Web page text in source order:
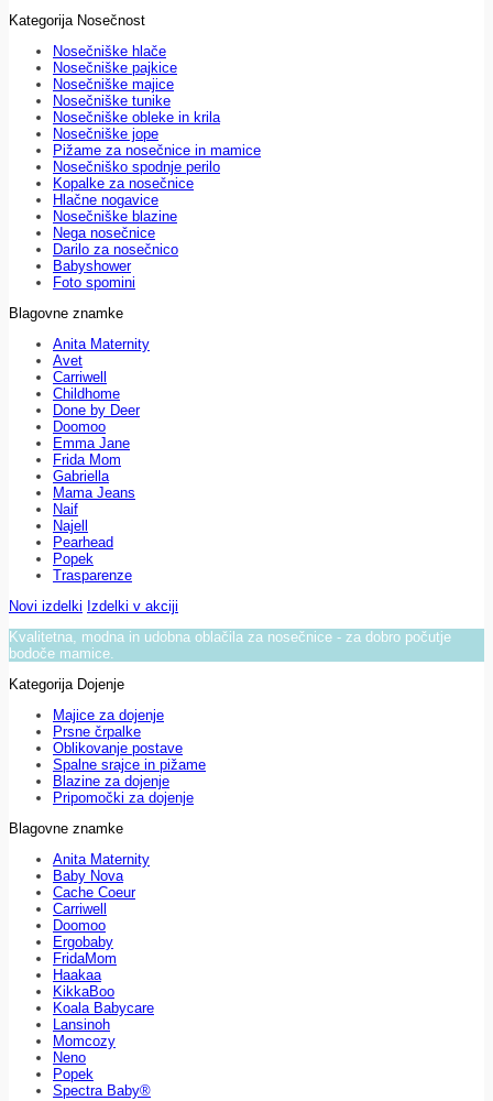
Kategorija Nosečnost
Nosečniške hlače
Nosečniške pajkice
Nosečniške majice
Nosečniške tunike
Nosečniške obleke in krila
Nosečniške jope
Pižame za nosečnice in mamice
Nosečniško spodnje perilo
Kopalke za nosečnice
Hlačne nogavice
Nosečniške blazine
Nega nosečnice
Darilo za nosečnico
Babyshower
Foto spomini
Blagovne znamke
Anita Maternity
Avet
Carriwell
Childhome
Done by Deer
Doomoo
Emma Jane
Frida Mom
Gabriella
Mama Jeans
Naif
Najell
Pearhead
Popek
Trasparenze
Novi izdelki Izdelki v akciji
Kvalitetna, modna in udobna oblačila za nosečnice - za dobro počutje
bodoče mamice.
Kategorija Dojenje
Majice za dojenje
Prsne črpalke
Oblikovanje postave
Spalne srajce in pižame
Blazine za dojenje
Pripomočki za dojenje
Blagovne znamke
Anita Maternity
Baby Nova
Cache Coeur
Carriwell
Doomoo
Ergobaby
FridaMom
Haakaa
KikkaBoo
Koala Babycare
Lansinoh
Momcozy
Neno
Popek
Spectra Baby®